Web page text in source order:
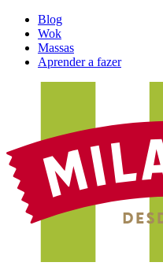
Blog
Wok
Massas
Aprender a fazer